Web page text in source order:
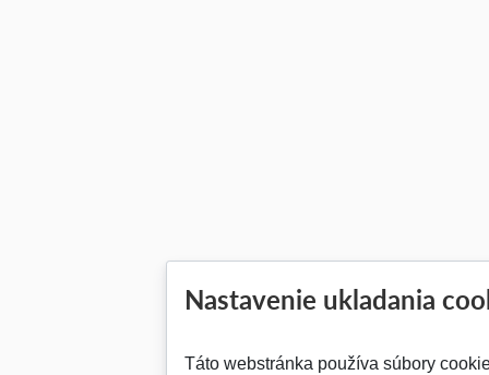
Nastavenie ukladania
Táto webstránka používa súbory